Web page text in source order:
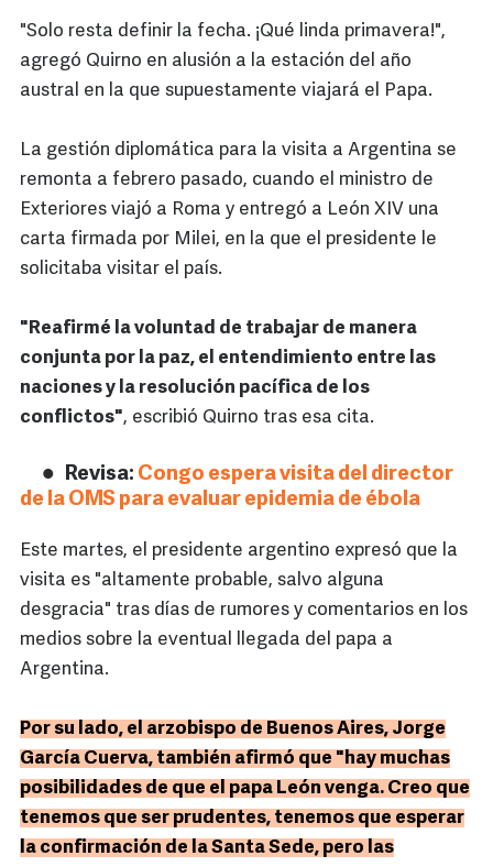
"Solo resta definir la fecha. ¡Qué linda primavera!",
agregó Quirno en alusión a la estación del año
austral en la que supuestamente viajará el Papa.
La gestión diplomática para la visita a Argentina se
remonta a febrero pasado, cuando el ministro de
Exteriores viajó a Roma y entregó a León XIV una
carta firmada por Milei, en la que el presidente le
solicitaba visitar el país.
"Reafirmé la voluntad de trabajar de manera
conjunta por la paz, el entendimiento entre las
naciones y la resolución pacífica de los
conflictos", escribió Quirno tras esa cita.
Revisa: Congo espera visita del director
de la OMS para evaluar epidemia de ébola
Este martes, el presidente argentino expresó que la
visita es "altamente probable, salvo alguna
desgracia" tras días de rumores y comentarios en los
medios sobre la eventual llegada del papa a
Argentina.
Por su lado, el arzobispo de Buenos Aires, Jorge
García Cuerva, también afirmó que "hay muchas
posibilidades de que el papa León venga. Creo que
tenemos que ser prudentes, tenemos que esperar
la confirmación de la Santa Sede, pero las